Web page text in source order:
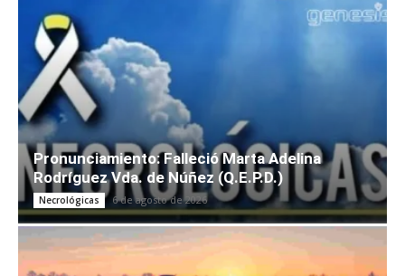
Pronunciamiento: Falleció Marta Adelina
Rodríguez Vda. de Núñez (Q.E.P.D.)
Necrológicas 6 de agosto de 2026